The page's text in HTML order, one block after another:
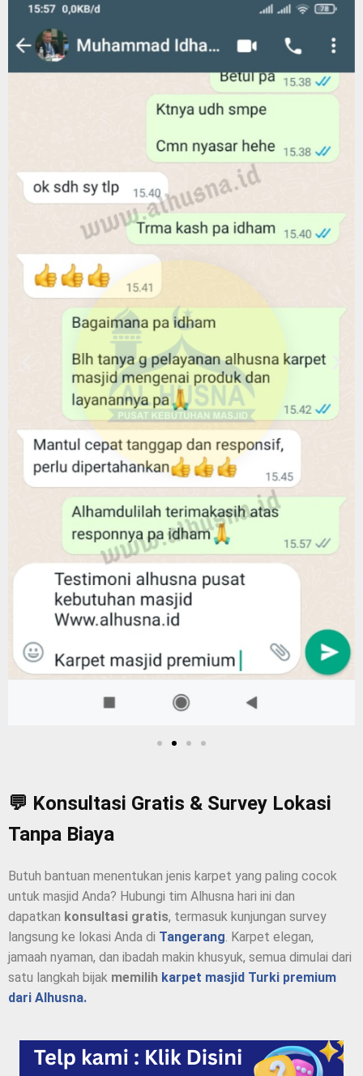
💬 Konsultasi Gratis & Survey Lokasi
Tanpa Biaya
Butuh bantuan menentukan jenis karpet yang paling cocok
untuk masjid Anda? Hubungi tim Alhusna hari ini dan
dapatkan konsultasi gratis, termasuk kunjungan survey
langsung ke lokasi Anda di Tangerang . Karpet elegan,
jamaah nyaman, dan ibadah makin khusyuk, semua dimulai dari
satu langkah bijak memilih karpet masjid Turki premium
dari Alhusna.